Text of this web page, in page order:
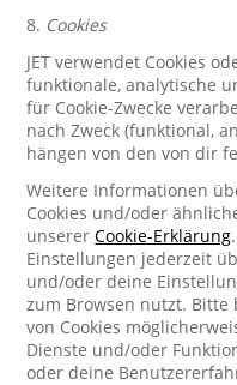
8. Cookies
JET verwendet Cookies
funktionale, analytische
für Cookie-Zwecke
nach Zweck (funktional,
hängen von den von dir
Weitere Informationen
Cookies und/oder
unsererCookie-Erklärung
Einstellungen jederzeit
und/oder deine
zum Browsen nutzt. Bitte
von Cookies
Dienste und/oder
oder deine